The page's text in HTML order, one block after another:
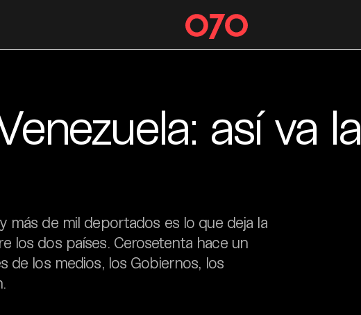
así va la
más de mil deportados es lo que deja la
los dos países. Cerosetenta hace un
de los medios, los Gobiernos, los